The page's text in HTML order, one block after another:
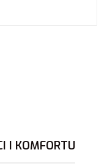
I KOMFORTU